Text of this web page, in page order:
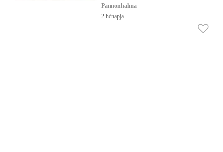
Pannonhalma
2 hónapja